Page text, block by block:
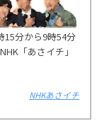
15分から9時54分
「あさイチ」
NHKあさイチ